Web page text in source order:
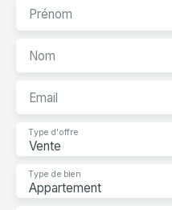
Prénom
Nom
Email
Vente
Type d'offre
Appartement
Type de bien